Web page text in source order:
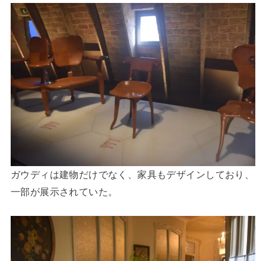
ガウディは建物だけでなく、家具もデザインしており、
一部が展示されていた。